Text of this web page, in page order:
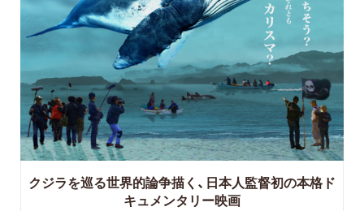
クジラを巡る世界的論争描く、日本人監督初の本格ド
キュメンタリー映画